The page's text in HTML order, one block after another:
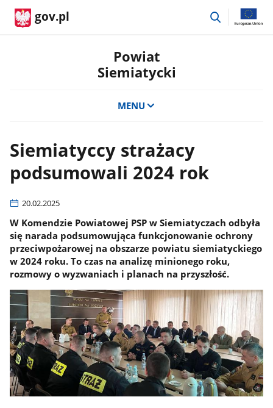
gov.pl
przejdź
Powiat
Siemiatycki
MENU
Siemiatyccy strażacy
podsumowali 2024 rok
20.02.2025
W Komendzie Powiatowej PSP w Siemiatyczach odbyła
się narada podsumowująca funkcjonowanie ochrony
przeciwpożarowej na obszarze powiatu siemiatyckiego
w 2024 roku. To czas na analizę minionego roku,
rozmowy o wyzwaniach i planach na przyszłość.